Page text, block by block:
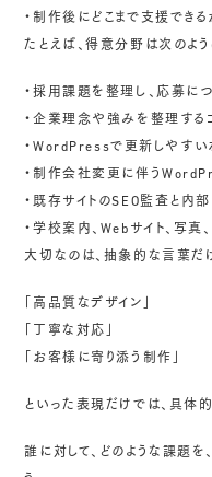
・制作後にどこまで支援できる
たとえば、得意分野は次のよう
・採用課題を整理し、応募に
・企業理念や強みを整理する
・WordPressで更新しやすい
・制作会社変更に伴う
・既存サイトのSEO監査と内部
・学校案内、Webサイト、写
大切なのは、抽象的な言葉だ
「高品質なデザイン」
「丁寧な対応」
「お客様に寄り添う制作」
といった表現だけでは、具体的
誰に対して、どのような課題を